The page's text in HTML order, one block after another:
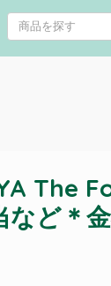
The
など＊